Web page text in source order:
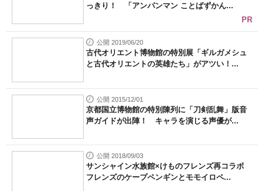
っきり！ 「アンパンマン ことばずかん...
PR
公開 2019/06/20
古代オリエント博物館の特別展「ギルガメシュ
と古代オリエントの英雄たち」がアツい！...
公開 2015/12/01
京都国立博物館の特別陳列に「刀剣乱舞」版音
声ガイドが出陣！ キャラを演じる声優が...
公開 2018/09/03
サンシャイン水族館×けものフレンズ再コラボ
フレンズのケープペンギンとモモイロペ...